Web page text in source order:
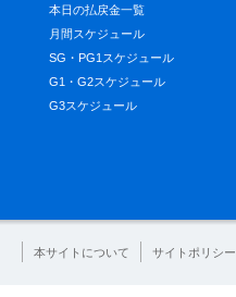
本日の払戻金一覧
月間スケジュール
SG・PG1スケジュール
G1・G2スケジュール
G3スケジュール
本サイトについて サイトポリシー